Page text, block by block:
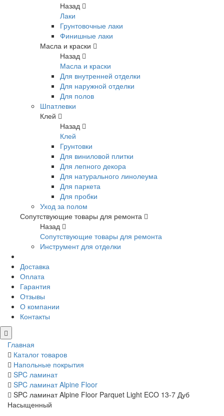
Назад
Лаки
Грунтовочные лаки
Финишные лаки
Масла и краски
Назад
Масла и краски
Для внутренней отделки
Для наружной отделки
Для полов
Шпатлевки
Клей
Назад
Клей
Грунтовки
Для виниловой плитки
Для лепного декора
Для натурального линолеума
Для паркета
Для пробки
Уход за полом
Сопутствующие товары для ремонта
Назад
Сопутствующие товары для ремонта
Инструмент для отделки
Доставка
Оплата
Гарантия
Отзывы
О компании
Контакты
Главная
Каталог товаров
Напольные покрытия
SPC ламинат
SPC ламинат Alpine Floor
SPC ламинат Alpine Floor Parquet Light ECO 13-7 Дуб
Насыщенный